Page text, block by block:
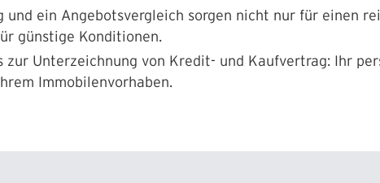
und ein Angebotsvergleich sorgen nicht nur für einen
günstige Konditionen.
zur Unterzeichnung von Kredit- und Kaufvertrag: Ihr
Immobilenvorhaben.